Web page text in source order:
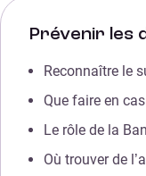
Prévenir les
Reconnaître le
Que faire en
Le rôle de la
Où trouver de